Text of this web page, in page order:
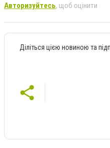
Авторизуйтесь, щоб оцінити
Діліться цією новиною та